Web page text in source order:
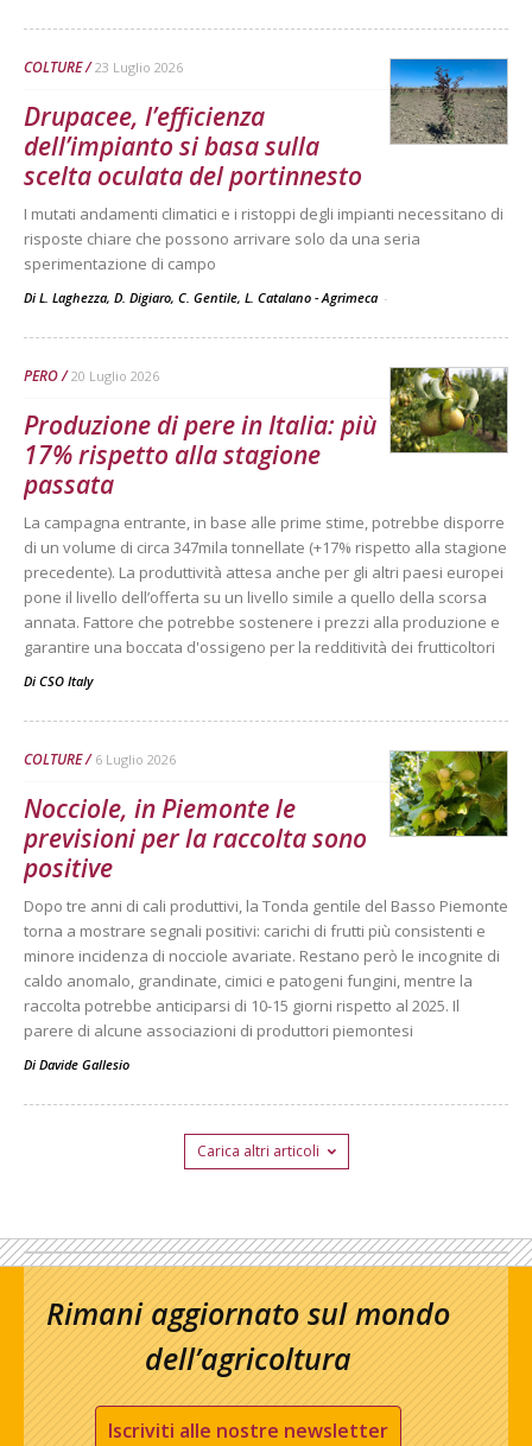
COLTURE 23 Luglio 2026
Drupacee, l’efficienza
dell’impianto si basa sulla
scelta oculata del portinnesto
I mutati andamenti climatici e i ristoppi degli impianti necessitano di
risposte chiare che possono arrivare solo da una seria
sperimentazione di campo
Di L. Laghezza, D. Digiaro, C. Gentile, L. Catalano - Agrimeca -
PERO 20 Luglio 2026
Produzione di pere in Italia: più
17% rispetto alla stagione
passata
La campagna entrante, in base alle prime stime, potrebbe disporre
di un volume di circa 347mila tonnellate (+17% rispetto alla stagione
precedente). La produttività attesa anche per gli altri paesi europei
pone il livello dell’offerta su un livello simile a quello della scorsa
annata. Fattore che potrebbe sostenere i prezzi alla produzione e
garantire una boccata d'ossigeno per la redditività dei frutticoltori
Di CSO Italy
COLTURE 6 Luglio 2026
Nocciole, in Piemonte le
previsioni per la raccolta sono
positive
Dopo tre anni di cali produttivi, la Tonda gentile del Basso Piemonte
torna a mostrare segnali positivi: carichi di frutti più consistenti e
minore incidenza di nocciole avariate. Restano però le incognite di
caldo anomalo, grandinate, cimici e patogeni fungini, mentre la
raccolta potrebbe anticiparsi di 10-15 giorni rispetto al 2025. Il
parere di alcune associazioni di produttori piemontesi
Di Davide Gallesio
Carica altri articoli
Rimani aggiornato sul mondo
dell’agricoltura
Iscriviti alle nostre newsletter